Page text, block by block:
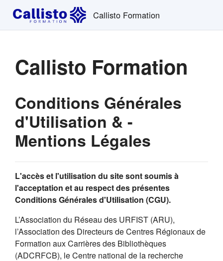
Passer au contenu principal
Callisto Formation
Callisto Formation
Conditions Générales
d'Utilisation & -
Mentions Légales
L'accès et l'utilisation du site sont soumis à
l'acceptation et au respect des présentes
Conditions Générales d'Utilisation (CGU).
L’Association du Réseau des URFIST (ARU),
l’Association des Directeurs de Centres Régionaux de
Formation aux Carrières des Bibliothèques
(ADCRFCB), le Centre national de la recherche